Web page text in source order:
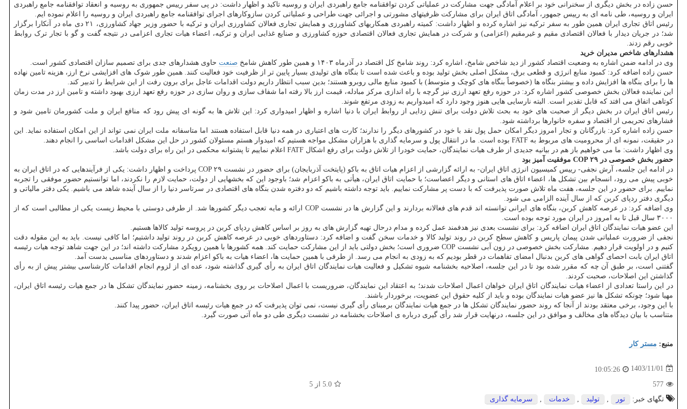
حسن زاده در بخش دیگری از سخنرانی خود بر اعلام آمادگی جهت مشارکت در عملیاتی کردن توافقنامه جامع راهبردی ایران و روسیه تاکید و اظهار داشت: در پی سفر رییس جمهوری به روسیه و انعقاد توافقنامه جامع راهبردی
ایران و روسیه، طی نامه ای به رییس جمهور، آمادگی اتاق ایران برای مشارکت ظرفیتهای مشورتی و اجرائی جهت طراحی و عملیاتی کردن سازوکارهای اجرای توافقنامه جامع راهبردی ایران و روسیه را اعلام نموده ایم.
رئیس اتاق تجاری ایران همین طور به سفر ترکیه نیز اشاره کرده و اظهار داشت: کمیته راهبردی همکاریهای کشاورزی و همایش تجاری فعالان کشاورزی ایران و ترکیه با حضور وزیر جهاد کشاورزی، ۲۱ دی ماه در آنکارا برگزار
شد؛ در جریان دیدار با فعالان اقتصادی مقیم و غیرمقیم (اعزامی) و شرکت در همایش تجاری فعالان اقتصادی حوزه کشاورزی و صنایع غذایی ایران و ترکیه، اعضاء هیات تجاری اعزامی در نتیجه گفت و گو با تجار ترک روابط
خوبی رقم زدند.
هشدارهای شاخص مدیران خرید
وی در ادامه ضمن اشاره به وضعیت اقتصاد کشور از دید شاخص شامخ، اشاره کرد: روند شامخ کل اقتصاد در آذرماه ۱۴۰۳ و همین طور کاهش شامخ
صنعت حاوی هشدارهای جدی برای تصمیم سازان اقتصادی کشور است.
حسن زاده اضافه کرد: کمبود منابع انرژی و قطعی برق، مشکل اصلی بخش تولید بوده و باعث شده است تا بنگاه های تولیدی بسیار پایین تر از ظرفیت خود فعالیت کنند. همین طور شوک های افزایشی نرخ ارز، هزینه تامین نهاده
ها را برای بنگاه ها افزایش داده و بیشتر بنگاه ها (خصوصاً بنگاه های کوچک و متوسط) با کمبود منابع مالی روبرو هستند؛ بدین سبب انتظار داریم دولت اقدامات عاجل برای برون رفت از این شرایط را تدبیر کند.
این نماینده فعالان بخش خصوصی کشور اشاره کرد: در حوزه رفع تعهد ارزی نیز گرچه با راه اندازی مرکز مبادله، قیمت ارز بالا رفته اما شفاف سازی و روان سازی در حوزه رفع تعهد ارزی بهبود داشته و تامین ارز در مدت زمان
کوتاهی اتفاق می افتد که قابل تقدیر است. البته نارسایی هایی هنوز وجود دارد که امیدواریم به زودی مرتفع شوند.
رئیس اتاق ایران در بخش دیگر از صحبت های خود به بحث تلاش دولت برای تنش زدایی از روابط ایران با دنیا اشاره و اظهار امیدواری کرد: این تلاش ها به گونه ای پیش رود که منافع ایران و ملت کشورمان تامین شود و
فشارهای تحریمی از اقتصاد و سفره خانوارها برداشته شود.
حسن زاده اشاره کرد: بازرگانان و تجار امروز دیگر امکان حمل پول نقد با خود در کشورهای دیگر را ندارند؛ کارت های اعتباری در همه دنیا قابل استفاده هستند اما متاسفانه ملت ایران نمی تواند از این امکان استفاده نماید. این
در حقیقت، نمونه ای از محرومیت های مربوط به FATF بوده است. ما در انتقال پول و سرمایه گذاری با هزاران مشکل مواجه هستیم که امیدوار هستم مسئولان کشور در حل این مشکل اقدامات اساسی را انجام دهند.
وی اظهار داشت: ما می خواهیم باز هم در بیانیه جدیدی از طرف هیات نمایندگان، حمایت خودرا از تلاش دولت برای رفع اشکال FATF اعلام نماییم تا پشتوانه محکمی در این راه برای دولت باشد.
حضور بخش خصوصی در COP ۲۹ موفقیت آمیز بود
در ادامه این جلسه، آرش نجفی- رییس کمیسیون انرژی اتاق ایران- به ارائه گزارشی از اعزام هیات اتاق به باکو (پایتخت آذربایجان) برای حضور در نشست COP ۲۹ پرداخت و اظهار داشت: یکی از فرآیندهایی که در اتاق ایران به
خوبی پیش می رود، انسجام بین تشکل ها، اعضاء اتاق های استانی و دیگر اعضاست؛ با حمایت اتاق ایران، هیأتی به باکو اعزام شد؛ باوجود این که بخشهایی از دولت، حمایت لازم را نکردند، اما توانستیم حضور موفقی را تجربه
نماییم. برای حضور در این جلسه، هفت ماه تلاش صورت پذیرفت که با دست پر مشارکت نماییم. باید توجه داشته باشیم که دو دفتره شدن بنگاه های اقتصادی در سرتاسر دنیا را از سال آینده شاهد می باشیم. یکی دفتر مالیاتی و
دیگری دفتر ردپای کربن که از سال آینده الزامی می شود.
وی اضافه کرد: در عرصه کاهش کربن، بنگاه های ایرانی توانسته اند قدم های فعالانه بردارند و این گزارش ها در نشست COP ارائه و مایه تعجب دیگر کشورها شد. از طرفی دوستی با محیط زیست یکی از مطالبی است که از
۳۰۰۰ سال قبل تا به امروز در ایران مورد توجه بوده است.
این عضو هیات نمایندگان اتاق ایران اضافه کرد: برای نشست بعدی نیز هدفمند عمل کرده و مدام درحال تهیه گزارش های به روز بر اساس کاهش ردپای کربن در پروسه تولید کالاها هستیم.
نجفی از ضرورت عملیاتی شدن پیمان پاریس و کاهش سطح کربن در روند تولید کالا و خدمات سخن گفت و اضافه کرد: دستاوردهای خوبی در عرصه کاهش کربن در روند تولید داشتیم؛ اما کافی نیست. باید به این مقوله دقت
کنیم و در اولویت قرار دهیم. مشارکت بخش خصوصی در زون آبی نشست COP ضروری است؛ بخش دولتی باید از این مشارکت حمایت کند. همه کشورها با همین رویکرد مشارکت داشته اند؛ در این جهت شاهد توجه هیات رئیسه
اتاق ایران بابت احصای گواهی های کربن بدنبال امضای تفاهمات در قطر بودیم که به زودی به انجام می رسد. از طرفی با همین حمایت ها، اعضاء هیات به باکو اعزام شدند و دستاوردهای مناسبی بدست آمد.
گفتنی است، بر طبق آن چه که مقرر شده بود تا در این جلسه، اصلاحیه بخشنامه شیوه تشکیل و فعالیت هیات نمایندگان اتاق ایران به رأی گیری گذاشته شود، عده ای از لزوم انجام اقدامات کارشناسی بیشتر پیش از به رأی
گذاشتن این اصلاحات، صحبت کردند.
در این راستا تعدادی از اعضاء هیات نمایندگان اتاق ایران خواهان اعمال اصلاحات شدند؛ به اعتقاد این نمایندگان، ضروریست با اعمال اصلاحات بر روی بخشنامه، زمینه حضور نمایندگان تشکل ها در جمع هیات رئیسه اتاق ایران،
مهیا شود؛ چونکه تشکل ها نیز عضو هیات نمایندگان بوده و باید از کلیه حقوق این عضویت، برخوردار باشند.
با این وجود، برخی معتقد بودند از آنجا که روند حضور نمایندگان تشکل ها در جمع هیات نمایندگان برمبنای رأی گیری نیست، نمی توان پذیرفت که در جمع هیات رئیسه اتاق ایران، حضور پیدا کنند.
متناسب با بیان دیدگاه های مخالف و موافق در این جلسه، درنهایت قرار شد رأی گیری درباره ی اصلاحات بخشنامه در نشست دیگری طی دو ماه آتی صورت گیرد.
منبع: مستر كار
1403/11/01
10:05:26
577
5.0 از 5
تگهای خبر:
تور تولید خدمات سرمایه گذاری